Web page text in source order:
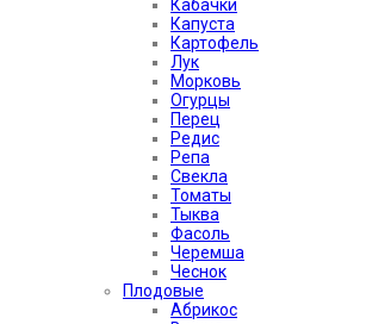
Кабачки
Капуста
Картофель
Лук
Морковь
Огурцы
Перец
Редис
Репа
Свекла
Томаты
Тыква
Фасоль
Черемша
Чеснок
Плодовые
Абрикос